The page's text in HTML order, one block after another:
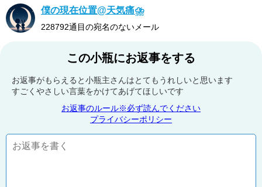
僕の現在位置@天気痛⛈
228792通目の宛名のないメール
この小瓶にお返事をする
お返事がもらえると小瓶主さんはとてもうれしいと思います
すごくやさしい言葉をかけてあげてほしいです
お返事のルール※必ず読んでください
プライバシーポリシー